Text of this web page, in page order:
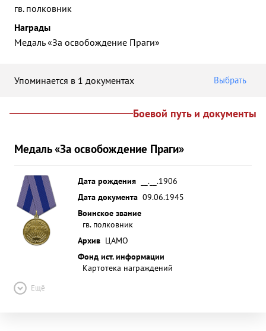
гв. полковник
Награды
Медаль «За освобождение Праги»
Упоминается в 1 документах Выбрать
Боевой путь и документы
Медаль «За освобождение Праги»
Дата рождения
__.__.1906
Дата документа 09.06.1945
Воинское звание
гв. полковник
Архив ЦАМО
Фонд ист. информации
Картотека награждений
Ещё